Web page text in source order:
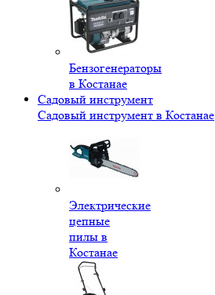
Бензогенераторы
в Костанае
Садовый инструмент
Садовый инструмент в Костанае
Электрические
цепные
пилы в
Костанае